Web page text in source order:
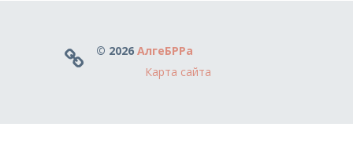
© 2026 АлгеБРРа
Карта сайта